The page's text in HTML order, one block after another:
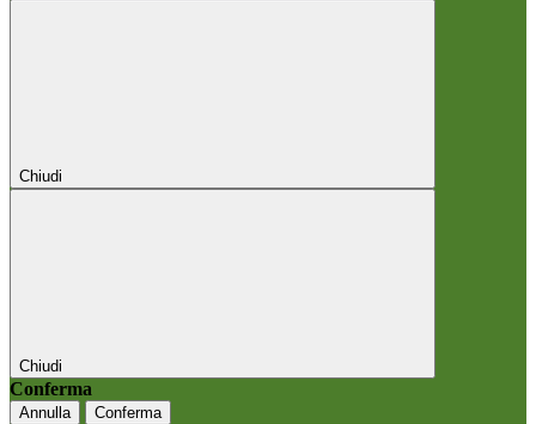
Chiudi
Chiudi
Conferma
Annulla Conferma